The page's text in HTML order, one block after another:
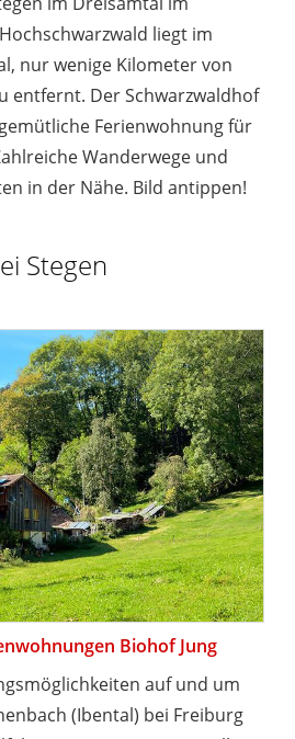
liegt im
nur wenige Kilometer von
entfernt. Der Schwarzwaldhof
Ferienwohnung für
Wanderwege und
in der Nähe. Bild antippen!
Stegen
Biohof Jung
auf und um
(Ibental) bei Freiburg